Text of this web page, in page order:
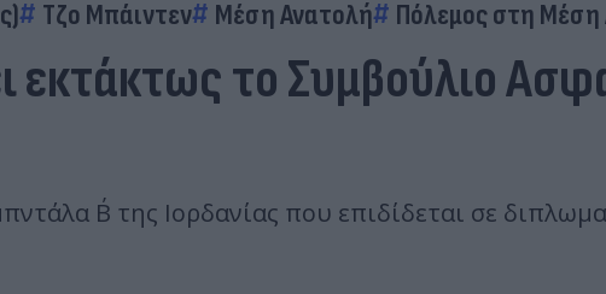
Τζο Μπάιντεν Μέση Ανατολή Πόλεμος στη Μέση
εκτάκτως το Συμβούλιο
Β΄ της Ιορδανίας που επιδίδεται σε